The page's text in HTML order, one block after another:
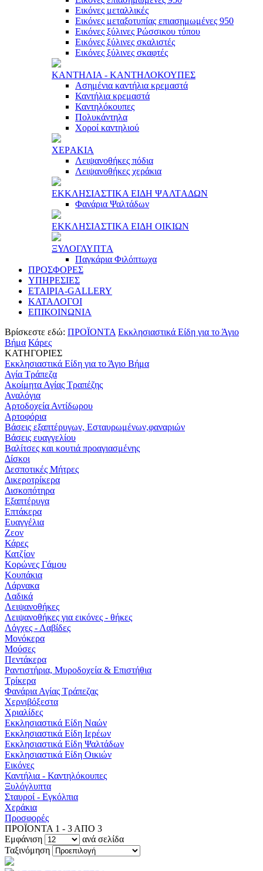
Εικόνες μεταλλικές
Εικόνες μεταξοτυπίας επιασημωμένες 950
Εικόνες ξύλινες Ρώσσικου τύπου
Εικόνες ξύλινες σκαλιστές
Εικόνες ξύλινες σκαφτές
ΚAΝΤΗΛΙA - ΚAΝΤΗΛΟΚΟΥΠΕΣ
Ασημένια καντήλια κρεμαστά
Καντήλια κρεμαστά
Καντηλόκουπες
Πολυκάντηλα
Χοροί καντηλιού
ΧΕΡAΚΙA
Λειψανοθήκες πόδια
Λειψανοθήκες χεράκια
ΕΚΚΛΗΣΙAΣΤΙΚA ΕΙΔΗ ΨAΛΤAΔΩΝ
Φανάρια Ψαλτάδων
ΕΚΚΛΗΣΙAΣΤΙΚA ΕΙΔΗ ΟΙΚΙΩΝ
ΞΥΛΟΓΛΥΠΤA
Παγκάρια Φιλόπτωχα
ΠΡΟΣΦΟΡΕΣ
ΥΠΗΡΕΣΙΕΣ
ΕΤΑΙΡΙΑ-GALLERY
ΚΑΤΑΛΟΓΟΙ
ΕΠΙΚΟΙΝΩΝΙΑ
Βρίσκεστε εδώ: ΠΡΟΪΟΝΤΑ Εκκλησιαστικά Είδη για το Άγιο
Βήμα Κάρες
ΚΑΤΗΓΟΡΙΕΣ
Εκκλησιαστικά Είδη για το Άγιο Βήμα
Αγία Τράπεζα
Ακοίμητα Αγίας Τραπέζης
Αναλόγια
Αρτοδοχεία Αντίδωρου
Αρτοφόρια
Βάσεις εξαπτέρυγων, Εσταυρωμένων,φαναριών
Βάσεις ευαγγελίου
Βαλίτσες και κουτιά προαγιασμένης
Δίσκοι
Δεσποτικές Μήτρες
Δικεροτρίκερα
Δισκοπότηρα
Εξαπτέρυγα
Επτάκερα
Ευαγγέλια
Ζεον
Κάρες
Κατζίον
Κορώνες Γάμου
Κουπάκια
Λάρνακα
Λαδικά
Λειψανοθήκες
Λειψανοθήκες για εικόνες - θήκες
Λόγχες - Λαβίδες
Μονόκερα
Μούσες
Πεντάκερα
Ραντιστήρια, Μυροδοχεία & Επιστήθια
Τρίκερα
Φανάρια Αγίας Τράπεζας
Χερνιβόξεστα
Χριαλίδες
Εκκλησιαστικά Είδη Ναών
Εκκλησιαστικά Είδη Ιερέων
Εκκλησιαστικά Είδη Ψαλτάδων
Εκκλησιαστικά Είδη Οικιών
Εικόνες
Καντήλια - Καντηλόκουπες
Ξυλόγλυπτα
Σταυροί - Εγκόλπια
Χεράκια
Προσφορές
ΠΡΟΪΟΝΤΑ 1 - 3 ΑΠΟ 3
Εμφάνιση
ανά σελίδα
Ταξινόμηση